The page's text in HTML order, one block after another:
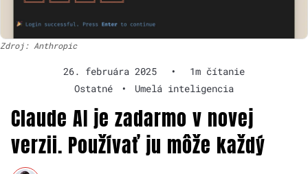
Zdroj: Anthropic
26. februára 2025 •
1m čítanie
Ostatné
• Umelá inteligencia
Claude AI je zadarmo v novej
verzii. Používať ju môže každý